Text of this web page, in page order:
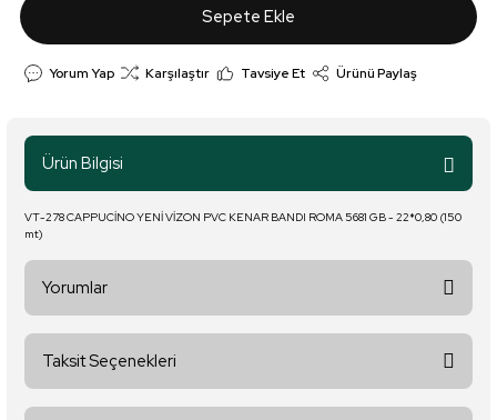
Sepete Ekle
Yorum Yap Karşılaştır Tavsiye Et Ürünü Paylaş
Ürün Bilgisi
VT-278 CAPPUCİNO YENİ VİZON PVC KENAR BANDI ROMA 5681 GB - 22*0,80 (150
mt)
Yorumlar
Taksit Seçenekleri